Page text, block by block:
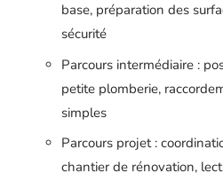
base, préparation des
sécurité
Parcours intermédiaire :
petite plomberie,
simples
Parcours projet :
chantier de rénovation,